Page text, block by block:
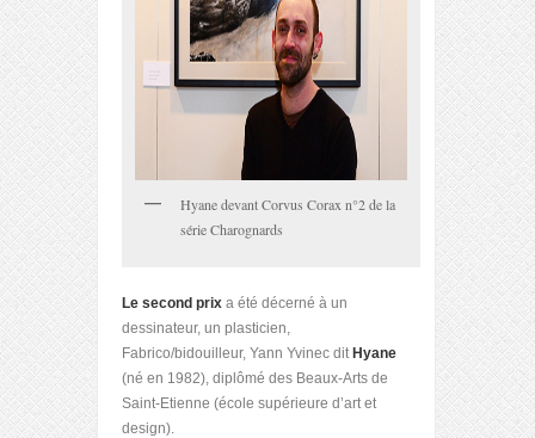
Hyane devant Corvus Corax n°2 de la
série Charognards
Le second prix a été décerné à un
dessinateur, un plasticien,
Fabrico/bidouilleur, Yann Yvinec dit Hyane
(né en 1982), diplômé des Beaux-Arts de
Saint-Etienne (école supérieure d’art et
design).